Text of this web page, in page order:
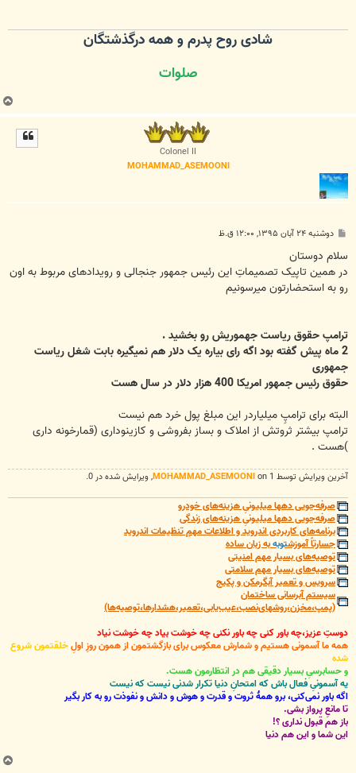
شادی روح پدرم و همه درگذشتگان
صلوات
ب
ا
Colonel II
MOHAMMAD_ASEMOONI
پ
ت
دوشنبه ۲۴ آبان ۱۳۹۵, ۱۲:۰۰ ق.ظ
سلام دوستان
در همین تاپیک تصمیماتِ این رئیس جمهور جنجالی و رویدادهای مربوط به اون
رو به استحضارتون میرسونیم
ترامپ حقوق ریاست جهموریش رو بخشید .
2 ماه پیش گفته بود اگه رای بیاره یک دلار هم نمیگیره بابت شغل ریاست
جمهوری
حقوق رئیس جمهور امریکا 400 هزار دلار در سال هست
البته برای ترامپِ میلیاردر این مبلغ پول خرد هم نیست
ترامپ بیشتر ثروتش از املاک و بساز بفروشی و کازینوداری (قمارخونه داری
)هست .
آخرین ويرايش توسط 1 on MOHAMMAD_ASEMOONI, ويرايش شده در 0.
صرفه‌جویی دهها میلیونیِ هزینه‌های خودرو
صرفه‌جویی دهها میلیونیِ هزینه‌های زندگی
برنامه‌های کاربردی اندروید و اطلاعات مهمِ تنظیمات اندروید
جسارتاً آموزشتوبهبه زبان ساده
توصیه‌های بسیار مهم امنیتی
توصیه‌های بسیار مهم سلامتی
سرویس و تعمیر آبگرمکن و پکیج
سیستم آبرسانی ساختمان
(پمپ،مخزن،روشهای‌نصب،عیب‌یابی،تعمیر،هشدارها،توصیه‌ها)
دوستِ عزیز،چه باور کنی چه باور نکنی چه خوشت بیاد چه خوشت نیاد
همه ما آسمونی هستیم و شمارش معکوس برای بازگشتمون از همون روزِ اولِخلقتمون شروع
شده
و حسابرسیِ بسیار دقیقی هم در انتظارمون هست.
یه آسمونیِ فعال باش که امتحانِ دنیا تکرار شدنی نیست که نیست
اگه باور نمی‌کنی، برو همۀ ثروت و قدرت و هوش و دانش و نفوذت رو به کار بگیر
تا مانعِ پرواز بشی.
باز هم قبول نداری ؟!
این شما و این هم دنیا
ب